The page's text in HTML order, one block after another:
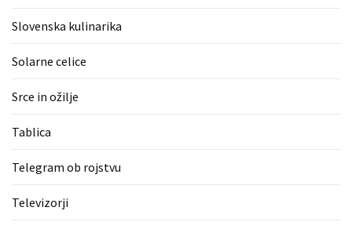
Slovenska kulinarika
Solarne celice
Srce in ožilje
Tablica
Telegram ob rojstvu
Televizorji